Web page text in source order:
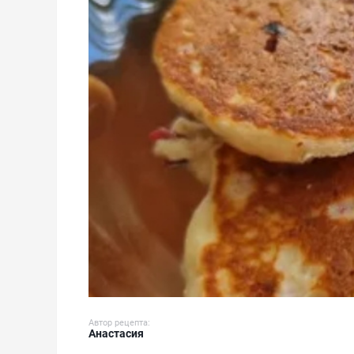
Автор рецепта:
Анастасия